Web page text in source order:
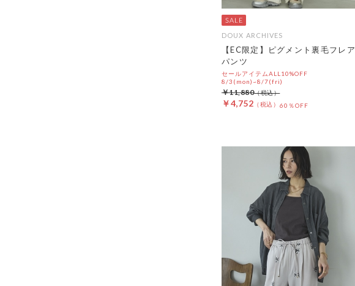
DOUX ARCHIVES
【EC限定】ピグメント裏毛フレア
パンツ
セールアイテムALL10%OFF
8/3(mon)~8/7(fri)
￥4,752 60％OFF
￥11,880